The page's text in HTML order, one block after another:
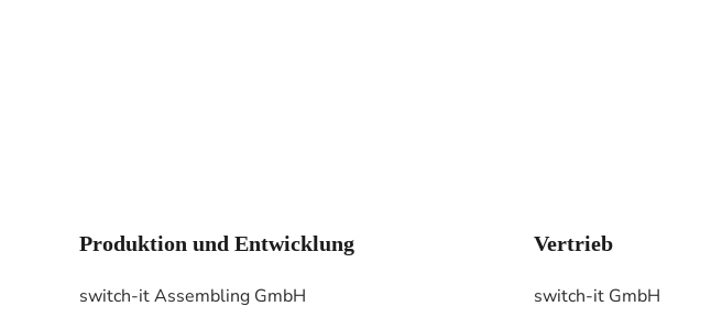
Produktion und Entwicklung
switch-it Assembling GmbH
Vertrieb
switch-it GmbH